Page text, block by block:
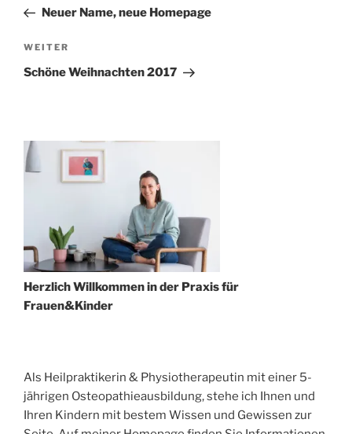
Beitrag
Neuer Name, neue Homepage
Nächster
Beitrag
WEITER
Schöne Weihnachten 2017
Herzlich Willkommen in der Praxis für
Frauen&Kinder
Als Heilpraktikerin & Physiotherapeutin mit einer 5-
jährigen Osteopathieausbildung, stehe ich Ihnen und
Ihren Kindern mit bestem Wissen und Gewissen zur